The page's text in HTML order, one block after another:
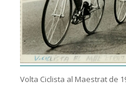
Volta Ciclista al Maestrat de